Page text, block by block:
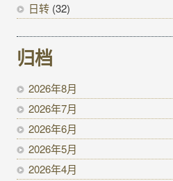
日转 (32)
归档
2026年8月
2026年7月
2026年6月
2026年5月
2026年4月